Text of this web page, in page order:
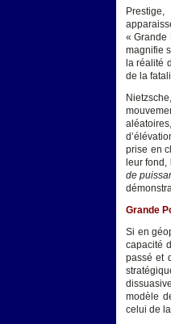
« Grande
magnifie
la réalité
de la
prise en
leur
de
Grande
Si en
capacité
passé et
modèle
celui de